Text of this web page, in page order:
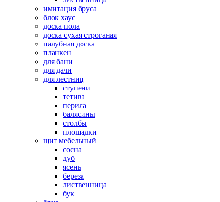
имитация бруса
блок хаус
доска пола
доска сухая строганая
палубная доска
планкен
для бани
для дачи
для лестниц
ступени
тетива
перила
балясины
столбы
площадки
щит мебельный
сосна
дуб
ясень
береза
лиственница
бук